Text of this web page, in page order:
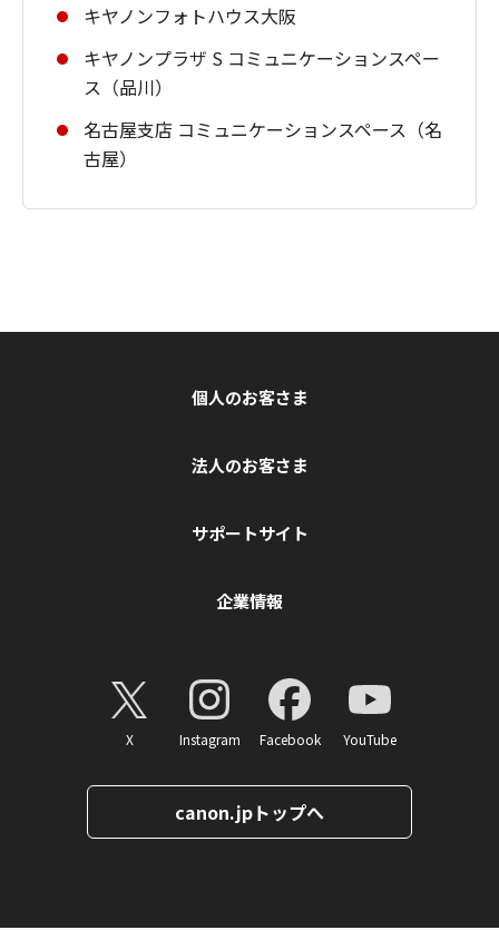
キヤノンフォトハウス大阪
キヤノンプラザ S コミュニケーションスペー
ス（品川）
名古屋支店 コミュニケーションスペース（名
古屋）
個人のお客さま
法人のお客さま
サポートサイト
企業情報
X Instagram Facebook YouTube
canon.jpトップへ